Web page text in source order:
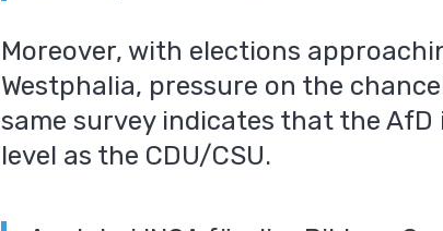
Moreover, with elections
Westphalia, pressure on the
same survey indicates that the
level as the CDU/CSU.